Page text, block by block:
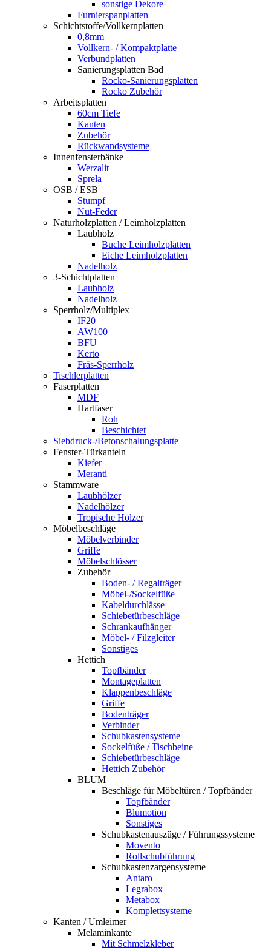
sonstige Dekore
Furnierspanplatten
Schichtstoffe/Vollkernplatten
0,8mm
Vollkern- / Kompaktplatte
Verbundplatten
Sanierungsplatten Bad
Rocko-Sanierungsplatten
Rocko Zubehör
Arbeitsplatten
60cm Tiefe
Kanten
Zubehör
Rückwandsysteme
Innenfensterbänke
Werzalit
Sprela
OSB / ESB
Stumpf
Nut-Feder
Naturholzplatten / Leimholzplatten
Laubholz
Buche Leimholzplatten
Eiche Leimholzplatten
Nadelholz
3-Schichtplatten
Laubholz
Nadelholz
Sperrholz/Multiplex
IF20
AW100
BFU
Kerto
Fräs-Sperrholz
Tischlerplatten
Faserplatten
MDF
Hartfaser
Roh
Beschichtet
Siebdruck-/Betonschalungsplatte
Fenster-Türkanteln
Kiefer
Meranti
Stammware
Laubhölzer
Nadelhölzer
Tropische Hölzer
Möbelbeschläge
Möbelverbinder
Griffe
Möbelschlösser
Zubehör
Boden- / Regalträger
Möbel-/Sockelfüße
Kabeldurchlässe
Schiebetürbeschläge
Schrankaufhänger
Möbel- / Filzgleiter
Sonstiges
Hettich
Topfbänder
Montageplatten
Klappenbeschläge
Griffe
Bodenträger
Verbinder
Schubkastensysteme
Sockelfüße / Tischbeine
Schiebetürbeschläge
Hettich Zubehör
BLUM
Beschläge für Möbeltüren / Topfbänder
Topfbänder
Blumotion
Sonstiges
Schubkastenauszüge / Führungssysteme
Movento
Rollschubführung
Schubkastenzargensysteme
Antaro
Legrabox
Metabox
Komplettsysteme
Kanten / Umleimer
Melaminkante
Mit Schmelzkleber